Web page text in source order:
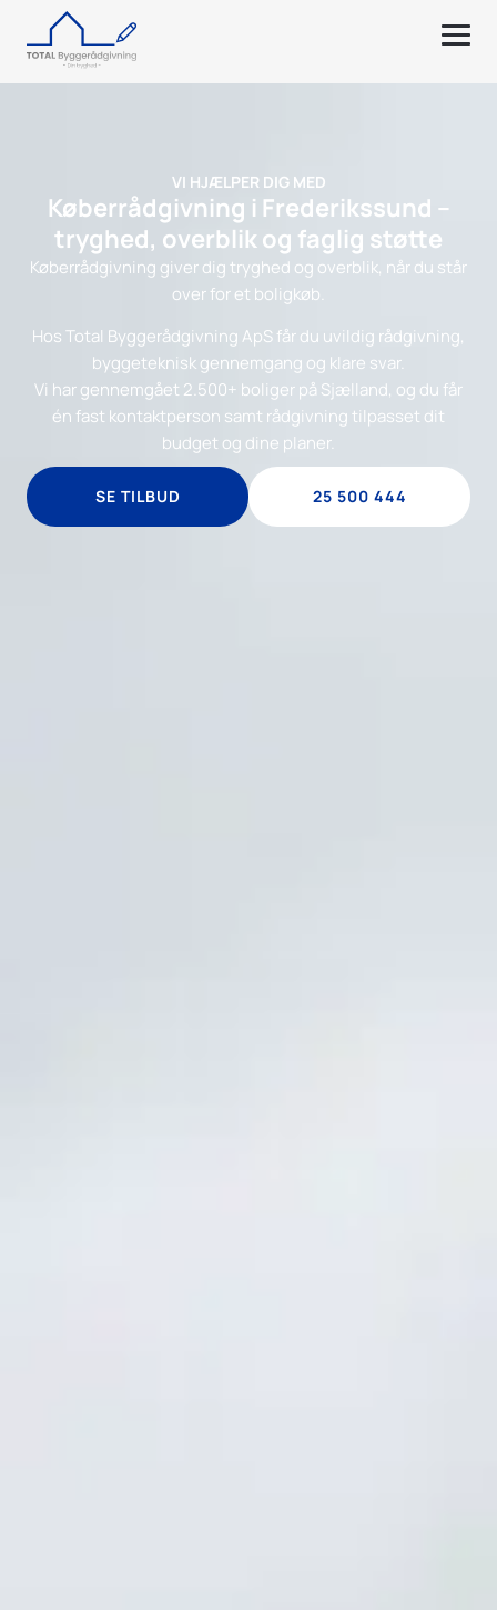
VI HJÆLPER DIG MED
Køberrådgivning i Frederikssund –
tryghed, overblik og faglig støtte
Køberrådgivning giver dig tryghed og overblik, når du står
over for et boligkøb.
Hos Total Byggerådgivning ApS får du uvildig rådgivning,
byggeteknisk gennemgang og klare svar.
Vi har gennemgået 2.500+ boliger på Sjælland, og du får
én fast kontaktperson samt rådgivning tilpasset dit
budget og dine planer.
SE TILBUD 25 500 444